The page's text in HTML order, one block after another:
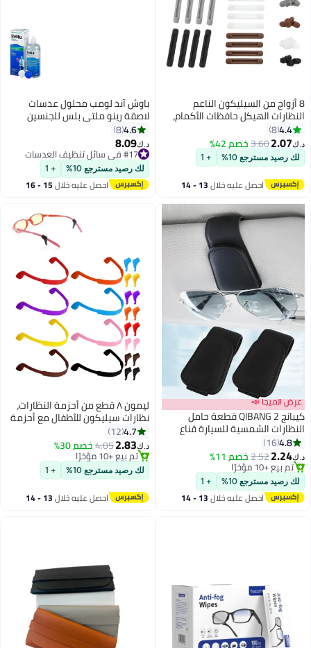
8 أزواج من السيليكون الناعم
النظارات الهيكل حافظات الأكمام،
العين الزجاجية مسك الأذن النظارة
المضادة للزلق النظارات الواقية
للقراءة النظارات الشمسية النظارات
الواقية
4.4
8
د.ك‏2.07
3.60خصم 42%
لك رصيد مسترجع 10% + 1
احصل عليه خلال 13 - 14
باوش آند لومب محلول عدسات
لاصقة رينو ملتي بلس للجنسين
4.6
8
د.ك‏8.09
#17 في سائل تنظيف العدسات
أقل سعر في 7 يوم
#17 في سائل تنظيف العدسات
لك رصيد مسترجع 10% + 1
احصل عليه خلال 15 - 16
عرض الميجا 📣
كيبانج QIBANG 2 قطعة حامل
النظارات الشمسية للسيارة قناع
النظارات الشمسية كليب النظارات
الجلدية المغناطيسية حامل النظارات
شاحنة اكسسوارات السيارة الداخلية
عالمية للمرأة رجل - أسود
4.8
16
د.ك‏2.24
2.52خصم 11%
أقل سعر في السنة
بتخلّص بسرعة
تم بيع +10 مؤخرًا
أقل سعر في السنة
لك رصيد مسترجع 10% + 1
احصل عليه خلال 13 - 14
ليمون ٨ قطع من أحزمة النظارات،
نظارات سيليكون للأطفال مع أحزمة
أذن مانع للانزلاق، نظارات رياضية مع
حامل نظارات مرن ناعم، مناسبة
للبالغين والأطفال.
4.7
12
د.ك‏2.83
4.05خصم 30%
تم بيع +10 مؤخرًا
تم بيع +10 مؤخرًا
لك رصيد مسترجع 10% + 1
احصل عليه خلال 13 - 14